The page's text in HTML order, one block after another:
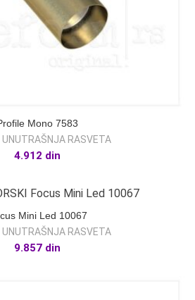
Mono 7583
UNUTRAŠNJA RASVETA
4.912 din
Mini Led 10067
UNUTRAŠNJA RASVETA
9.857 din